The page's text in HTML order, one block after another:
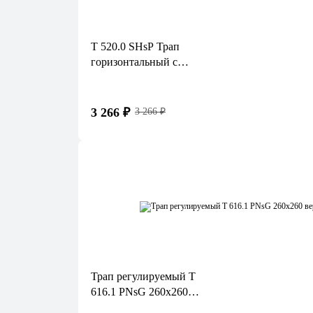
T 520.0 SHsP Трап
горизонтальный с
решеткой, с мокрым
3 266 ₽ 3 266 ₽
Трап регулируемый T
616.1 PNsG 260x260